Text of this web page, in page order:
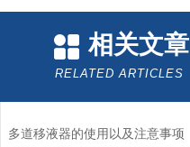
相关文章
RELATED ARTICLES
多道移液器的使用以及注意事项